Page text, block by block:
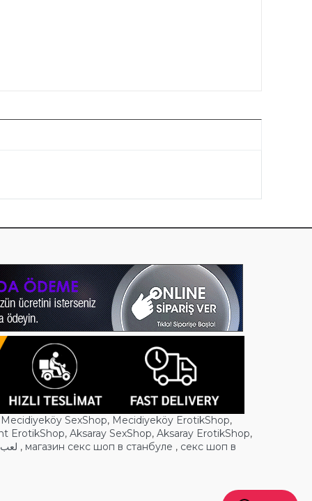
Mecidiyeköy SexShop, Mecidiyeköy ErotikShop,
ErotikShop, Aksaray SexShop, Aksaray ErotikShop,
| , магазин секс шоп в станбуле , секс шоп в